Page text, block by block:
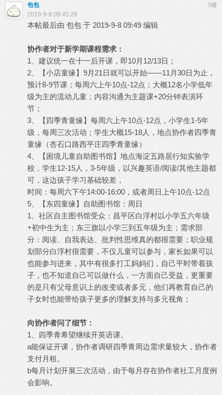
3楼
包包
2019-9-8 09:45:28
本帖最后由 包包 于 2019-9-8 09:49 编辑
协作者对于新学期课程需求：
1、建议统一在十一后开课，即10月12/13日；
2、【小店童缘】9月21日就可以开始——11月30日为止，
预计8-9节课；每周六上午10点-12点；大概12名小学低年
级为主的流动儿童；内容沟通为主题课+20分钟表演环
节；
3、【四季青童缘】每周六上午10点-12点，小学生1-5年
级，每周三次活动；学生大概15-18人，地点协作者四季青
童缘（杏石口路西平庄四季青童缘）
4、【困境儿童自助图书馆】地点海淀五路居行知实验学
校，学生12-15人，3-5年级，以兴趣英语/阅读/其他主题都
可，这边孩子学习基础较差，
时间：每周六下午14:00-16:00，或者周日上午10点-12点
5、【东四童缘】自助图书馆：周日
1、社区自主图书馆受众：昌平区白浮村以小学五六年级
+初中生为主；东三旗以小学三到五年级为主；需求部
分：阅读、自我表达、批判性思维真的都很需要；职业规
划部分白浮村很需要，不仅儿童可以参与，家长如果可以
也能参与进来，其中有很多打工妈妈们，自己平时带着孩
子，也不知道自己可以做什么，一方面自己受益，更重要
的是只有父母意识上的改变或者多元，他们再教育自己的
子女时也能带给孩子更多的理解支持与多元视角；
向协作者问了细节：
1、四季青希望继续开英语课。
a能保证开课，协作者调研四季青周边需求量较大，协作者
支付月租。
b每月计划开展三次活动，由于每月存在协作者社工月度例
会影响。